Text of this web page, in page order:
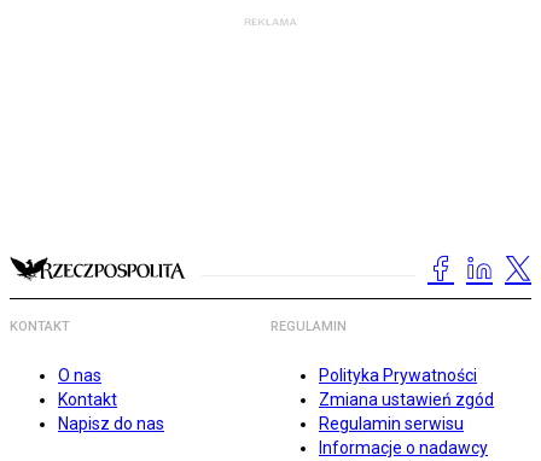
KONTAKT
O nas
Kontakt
Napisz do nas
REGULAMIN
Polityka Prywatności
Zmiana ustawień zgód
Regulamin serwisu
Informacje o nadawcy